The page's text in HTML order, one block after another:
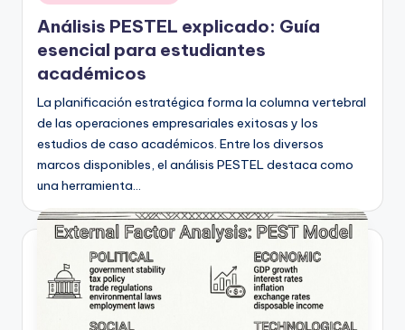
en
Análisis PESTEL explicado: Guía
esencial para estudiantes
académicos
La planificación estratégica forma la columna vertebral
de las operaciones empresariales exitosas y los
estudios de caso académicos. Entre los diversos
marcos disponibles, el análisis PESTEL destaca como
una herramienta…